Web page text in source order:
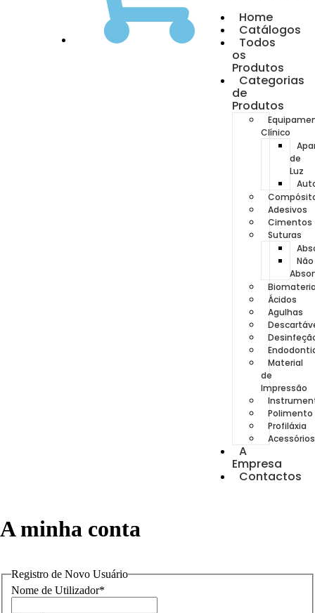
Home
Catálogos
Todos
os
Produtos
Categorias
de
Produtos
Clínico
de
Luz
Adesivos
Cimentos
Suturas
Não
Ácidos
Agulhas
Material
de
Impressão
Polimento
Profiláxia
Acessórios
A
Empresa
Contactos
A minha conta
Registro de Novo Usuário
Nome de Utilizador*